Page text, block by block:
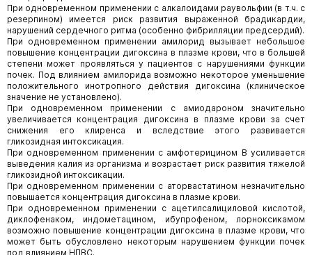
При одновременном применении с алкалоидами раувольфии (в т.ч. с
резерпином) имеется риск развития выраженной брадикардии,
нарушений сердечного ритма (особенно фибрилляции предсердий).
При одновременном применении амилорид вызывает небольшое
повышение концентрации дигоксина в плазме крови, что в большей
степени может проявляться у пациентов с нарушениями функции
почек. Под влиянием амилорида возможно некоторое уменьшение
положительного инотропного действия дигоксина (клиническое
значение не установлено).
При одновременном применении с амиодароном значительно
увеличивается концентрация дигоксина в плазме крови за счет
снижения его клиренса и вследствие этого развивается
гликозидная интоксикация.
При одновременном применении с амфотерицином B усиливается
выведения калия из организма и возрастает риск развития тяжелой
гликозидной интоксикации.
При одновременном применении с аторвастатином незначительно
повышается концентрация дигоксина в плазме крови.
При одновременном применении с ацетилсалициловой кислотой,
диклофенаком, индометацином, ибупрофеном, лорноксикамом
возможно повышение концентрации дигоксина в плазме крови, что
может быть обусловлено некоторым нарушением функции почек
под влиянием НПВС.